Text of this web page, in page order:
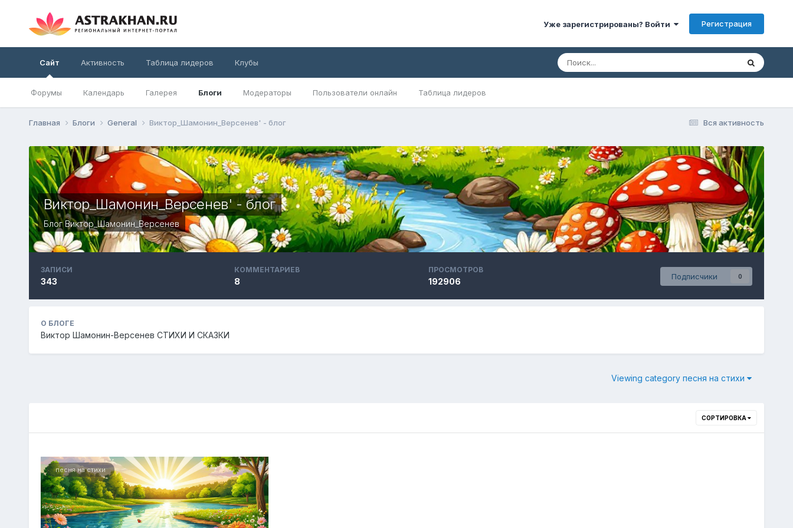
Уже зарегистрированы? Войти Регистрация
Сайт
Форумы Календарь Галерея Блоги Модераторы Пользователи онлайн Таблица лидеров
Активность Таблица лидеров Клубы
Вся активность
Главная Блоги General Виктор_Шамонин_Версенев' - блог
Виктор_Шамонин_Версенев' - блог
БлогВиктор_Шамонин_Версенев
Подписчики 0
ЗАПИСИ
343
КОММЕНТАРИЕВ
8
ПРОСМОТРОВ
192906
О БЛОГЕ
Виктор Шамонин-Версенев СТИХИ И СКАЗКИ
Viewing category песня на стихи
СОРТИРОВКА
песня на стихи